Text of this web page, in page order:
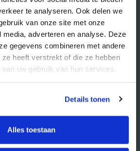
te analyseren. Ook delen we
van onze site met onze
adverteren en analyse. Deze
gegevens combineren met andere
ze heeft verstrekt of die ze hebben
uw gebruik van hun services.
Details tonen
Alles toestaan